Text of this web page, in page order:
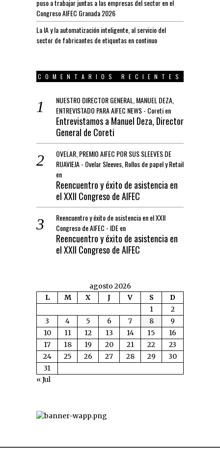
puso a trabajar juntas a las empresas del sector en el
Congreso AIFEC Granada 2026
La IA y la automatización inteligente, al servicio del
sector de fabricantes de etiquetas en continuo
COMENTARIOS RECIENTES
NUESTRO DIRECTOR GENERAL, MANUEL DEZA,
ENTREVISTADO PARA AIFEC NEWS - Coretien
Entrevistamos a Manuel Deza, Director
General de Coreti
OVELAR, PREMIO AIFEC POR SUS SLEEVES DE
RUAVIEJA - Ovelar Sleeves, Rollos de papel y Retail
en
Reencuentro y éxito de asistencia en
el XXII Congreso de AIFEC
Reencuentro y éxito de asistencia en el XXII
Congreso de AIFEC - IDEen
Reencuentro y éxito de asistencia en
el XXII Congreso de AIFEC
agosto 2026
L
M X J V S
D
1
2
3
4 5 6 7 8
9
10
11 12 13 14 15
16
17
18 19 20 21 22
23
24
25 26 27 28 29
30
31
« Jul